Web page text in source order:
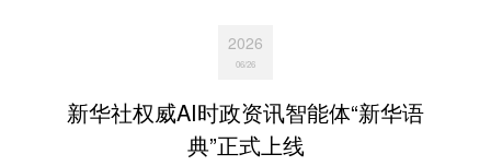
2026
06/26
新华社权威AI时政资讯智能体“新华语
典”正式上线